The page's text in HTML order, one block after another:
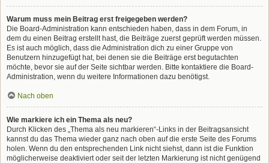
Warum muss mein Beitrag erst freigegeben werden?
Die Board-Administration kann entschieden haben, dass in dem Forum, in
dem du einen Beitrag erstellt hast, die Beiträge zuerst geprüft werden müssen.
Es ist auch möglich, dass die Administration dich zu einer Gruppe von
Benutzern hinzugefügt hat, bei denen sie die Beiträge erst begutachten
möchte, bevor sie auf der Seite sichtbar werden. Bitte kontaktiere die Board-
Administration, wenn du weitere Informationen dazu benötigst.
Nach oben
Wie markiere ich ein Thema als neu?
Durch Klicken des „Thema als neu markieren“-Links in der Beitragsansicht
kannst du das Thema wieder ganz nach oben auf die erste Seite des Forums
holen. Wenn du den entsprechenden Link nicht siehst, dann ist die Funktion
möglicherweise deaktiviert oder seit der letzten Markierung ist nicht genügend